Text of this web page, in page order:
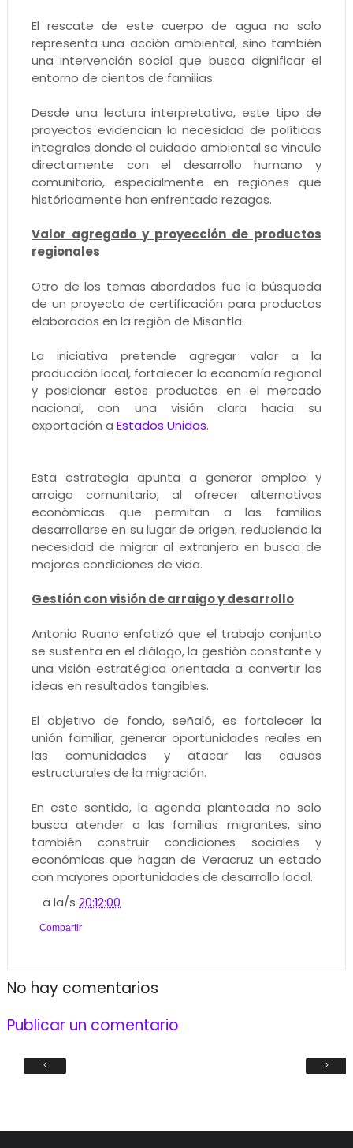
El rescate de este cuerpo de agua no solo
representa una acción ambiental, sino también
una intervención social que busca dignificar el
entorno de cientos de familias.
Desde una lectura interpretativa, este tipo de
proyectos evidencian la necesidad de políticas
integrales donde el cuidado ambiental se vincule
directamente con el desarrollo humano y
comunitario, especialmente en regiones que
históricamente han enfrentado rezagos.
Valor agregado y proyección de productos
regionales
Otro de los temas abordados fue la búsqueda
de un proyecto de certificación para productos
elaborados en la región de Misantla.
La iniciativa pretende agregar valor a la
producción local, fortalecer la economía regional
y posicionar estos productos en el mercado
nacional, con una visión clara hacia su
exportación a Estados Unidos.
Esta estrategia apunta a generar empleo y
arraigo comunitario, al ofrecer alternativas
económicas que permitan a las familias
desarrollarse en su lugar de origen, reduciendo la
necesidad de migrar al extranjero en busca de
mejores condiciones de vida.
Gestión con visión de arraigo y desarrollo
Antonio Ruano enfatizó que el trabajo conjunto
se sustenta en el diálogo, la gestión constante y
una visión estratégica orientada a convertir las
ideas en resultados tangibles.
El objetivo de fondo, señaló, es fortalecer la
unión familiar, generar oportunidades reales en
las comunidades y atacar las causas
estructurales de la migración.
En este sentido, la agenda planteada no solo
busca atender a las familias migrantes, sino
también construir condiciones sociales y
económicas que hagan de Veracruz un estado
con mayores oportunidades de desarrollo local.
a la/s20:12:00
Compartir
No hay comentarios
Publicar un comentario
‹ ›